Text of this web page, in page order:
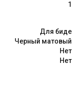
1
Для биде
Черный матовый
Нет
Нет